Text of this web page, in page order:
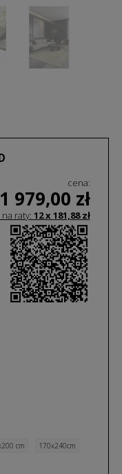
cena:
1 979,00 zł
na raty: 12 x 181,88zł
cm
170x240cm